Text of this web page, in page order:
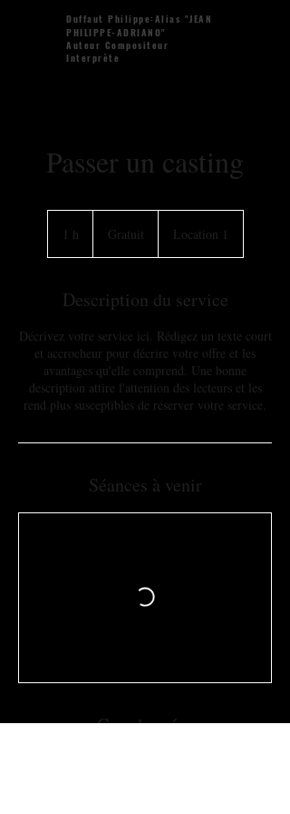
Duffaut Philippe:Alias "JEAN
PHILIPPE-ADRIANO"
Auteur Compositeur
Interprète
Passer un casting
1 h Gratuit Location 1
Description du service
Décrivez votre service ici. Rédigez un texte court
et accrocheur pour décrire votre offre et les
avantages qu'elle comprend. Une bonne
description attire l'attention des lecteurs et les
rend plus susceptibles de réserver votre service.
Séances à venir
Coordonnées